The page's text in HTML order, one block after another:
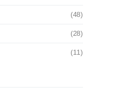
(48)
(28)
(11)